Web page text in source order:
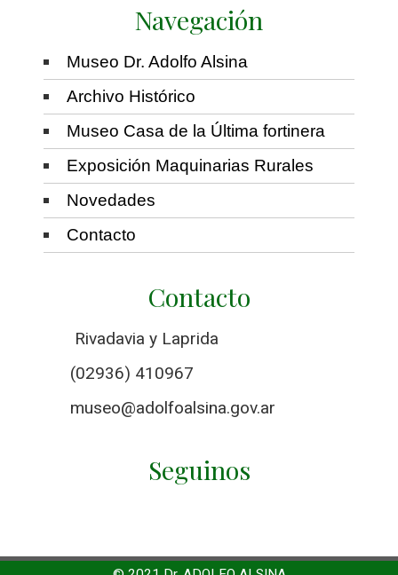
Navegación
Museo Dr. Adolfo Alsina
Archivo Histórico
Museo Casa de la Última fortinera
Exposición Maquinarias Rurales
Novedades
Contacto
Contacto
Rivadavia y Laprida
(02936) 410967
museo@adolfoalsina.gov.ar
Seguinos